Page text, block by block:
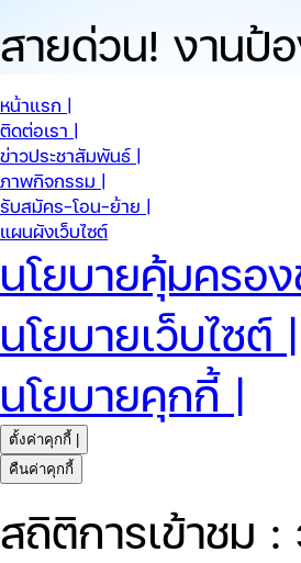
สายด่วน! งานป้
หน้าแรก |
ติดต่อเรา |
ข่าวประชาสัมพันธ์ |
ภาพกิจกรรม |
รับสมัคร-โอน-ย้าย |
แผนผังเว็บไซต์
นโยบายคุ้มครอ
นโยบายเว็บไซต์ |
นโยบายคุกกี้ |
ตั้งค่าคุกกี้ |
คืนค่าคุกกี้
สถิติการเข้าชม